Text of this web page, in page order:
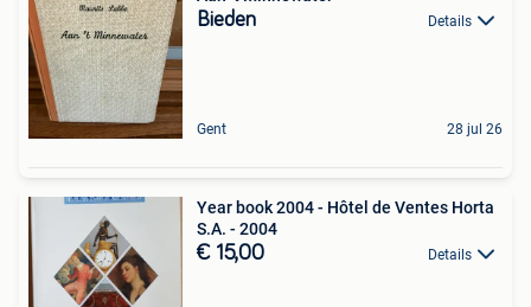
Bieden Details
Gent 28 jul 26
Year book 2004 - Hôtel de Ventes Horta
S.A. - 2004
€ 15,00 Details